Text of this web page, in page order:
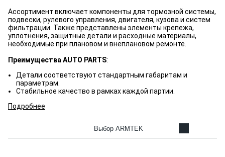
Ассортимент включает компоненты для тормозной системы,
подвески, рулевого управления, двигателя, кузова и систем
фильтрации. Также представлены элементы крепежа,
уплотнения, защитные детали и расходные материалы,
необходимые при плановом и внеплановом ремонте.
Преимущества AUTO PARTS:
Детали соответствуют стандартным габаритам и
параметрам.
Стабильное качество в рамках каждой партии.
Подробнее
Выбор ARMTEK